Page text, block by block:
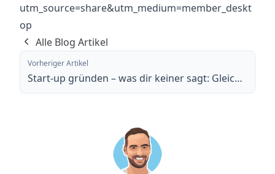
utm_source=share&utm_medium=member_deskt
op
Alle Blog Artikel
Vorheriger Artikel
Start-up gründen – was dir keiner sagt: Gleich GmbH, oder…